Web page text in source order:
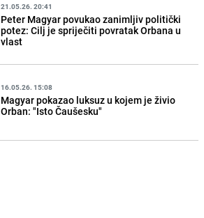
21.05.26. 20:41
Peter Magyar povukao zanimljiv politički
potez: Cilj je spriječiti povratak Orbana u
vlast
16.05.26. 15:08
Magyar pokazao luksuz u kojem je živio
Orban: "Isto Čaušesku"